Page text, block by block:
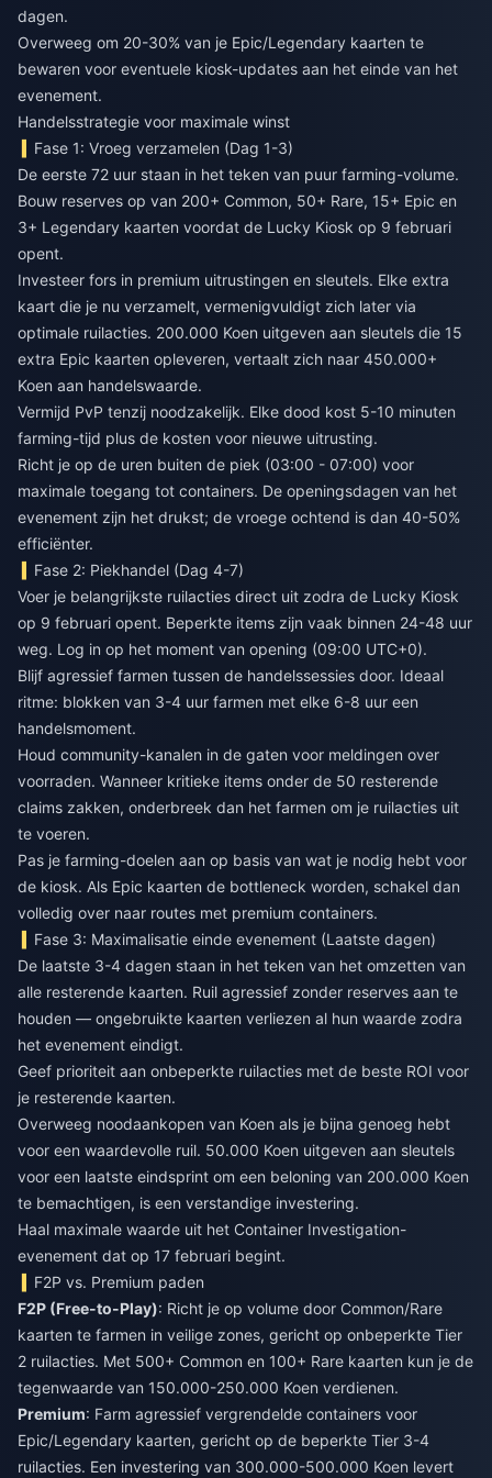
dagen.
Overweeg om 20-30% van je Epic/Legendary kaarten te
bewaren voor eventuele kiosk-updates aan het einde van het
evenement.
Handelsstrategie voor maximale winst
Fase 1: Vroeg verzamelen (Dag 1-3)
De eerste 72 uur staan in het teken van puur farming-volume.
Bouw reserves op van 200+ Common, 50+ Rare, 15+ Epic en
3+ Legendary kaarten voordat de Lucky Kiosk op 9 februari
opent.
Investeer fors in premium uitrustingen en sleutels. Elke extra
kaart die je nu verzamelt, vermenigvuldigt zich later via
optimale ruilacties. 200.000 Koen uitgeven aan sleutels die 15
extra Epic kaarten opleveren, vertaalt zich naar 450.000+
Koen aan handelswaarde.
Vermijd PvP tenzij noodzakelijk. Elke dood kost 5-10 minuten
farming-tijd plus de kosten voor nieuwe uitrusting.
Richt je op de uren buiten de piek (03:00 - 07:00) voor
maximale toegang tot containers. De openingsdagen van het
evenement zijn het drukst; de vroege ochtend is dan 40-50%
efficiënter.
Fase 2: Piekhandel (Dag 4-7)
Voer je belangrijkste ruilacties direct uit zodra de Lucky Kiosk
op 9 februari opent. Beperkte items zijn vaak binnen 24-48 uur
weg. Log in op het moment van opening (09:00 UTC+0).
Blijf agressief farmen tussen de handelssessies door. Ideaal
ritme: blokken van 3-4 uur farmen met elke 6-8 uur een
handelsmoment.
Houd community-kanalen in de gaten voor meldingen over
voorraden. Wanneer kritieke items onder de 50 resterende
claims zakken, onderbreek dan het farmen om je ruilacties uit
te voeren.
Pas je farming-doelen aan op basis van wat je nodig hebt voor
de kiosk. Als Epic kaarten de bottleneck worden, schakel dan
volledig over naar routes met premium containers.
Fase 3: Maximalisatie einde evenement (Laatste dagen)
De laatste 3-4 dagen staan in het teken van het omzetten van
alle resterende kaarten. Ruil agressief zonder reserves aan te
houden — ongebruikte kaarten verliezen al hun waarde zodra
het evenement eindigt.
Geef prioriteit aan onbeperkte ruilacties met de beste ROI voor
je resterende kaarten.
Overweeg noodaankopen van Koen als je bijna genoeg hebt
voor een waardevolle ruil. 50.000 Koen uitgeven aan sleutels
voor een laatste eindsprint om een beloning van 200.000 Koen
te bemachtigen, is een verstandige investering.
Haal maximale waarde uit het Container Investigation-
evenement dat op 17 februari begint.
F2P vs. Premium paden
F2P (Free-to-Play): Richt je op volume door Common/Rare
kaarten te farmen in veilige zones, gericht op onbeperkte Tier
2 ruilacties. Met 500+ Common en 100+ Rare kaarten kun je de
tegenwaarde van 150.000-250.000 Koen verdienen.
Premium: Farm agressief vergrendelde containers voor
Epic/Legendary kaarten, gericht op de beperkte Tier 3-4
ruilacties. Een investering van 300.000-500.000 Koen levert